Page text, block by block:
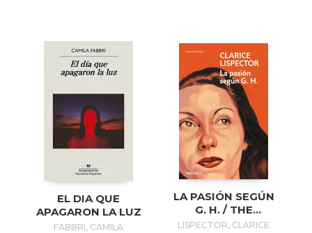
EL DIA QUE
APAGARON LA LUZ
FABBRI, CAMILA
LA PASIÓN SEGÚN
G. H. / THE
PASSION
LISPECTOR, CLARICE